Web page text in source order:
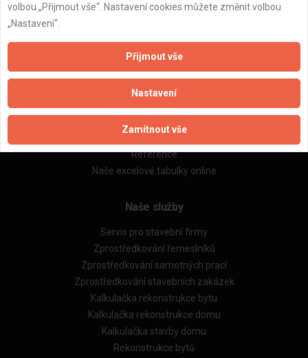
Naše firmy a řemeslníci
Zpracování a ochrana osobních údajů
Reference
Naše excelové tabulky online
Naše služby
Servis pro stavební firmy
Zprostředkování řemeslníků
Zprostředkování samotných prací
Zprostředkování stavebních zakázek
Kalkulačka rekonstrukce bytu
Kalkulačka rekonstrukce domu
Kalkulačka stavby domu
Rekonstrukce bytů
volbou „Přijmout vše“. Nastavení cookies můžete změnit volbou
„Nastavení“.
Přijmout vše
Nastavení
Zamítnout vše